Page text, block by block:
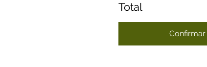
Total